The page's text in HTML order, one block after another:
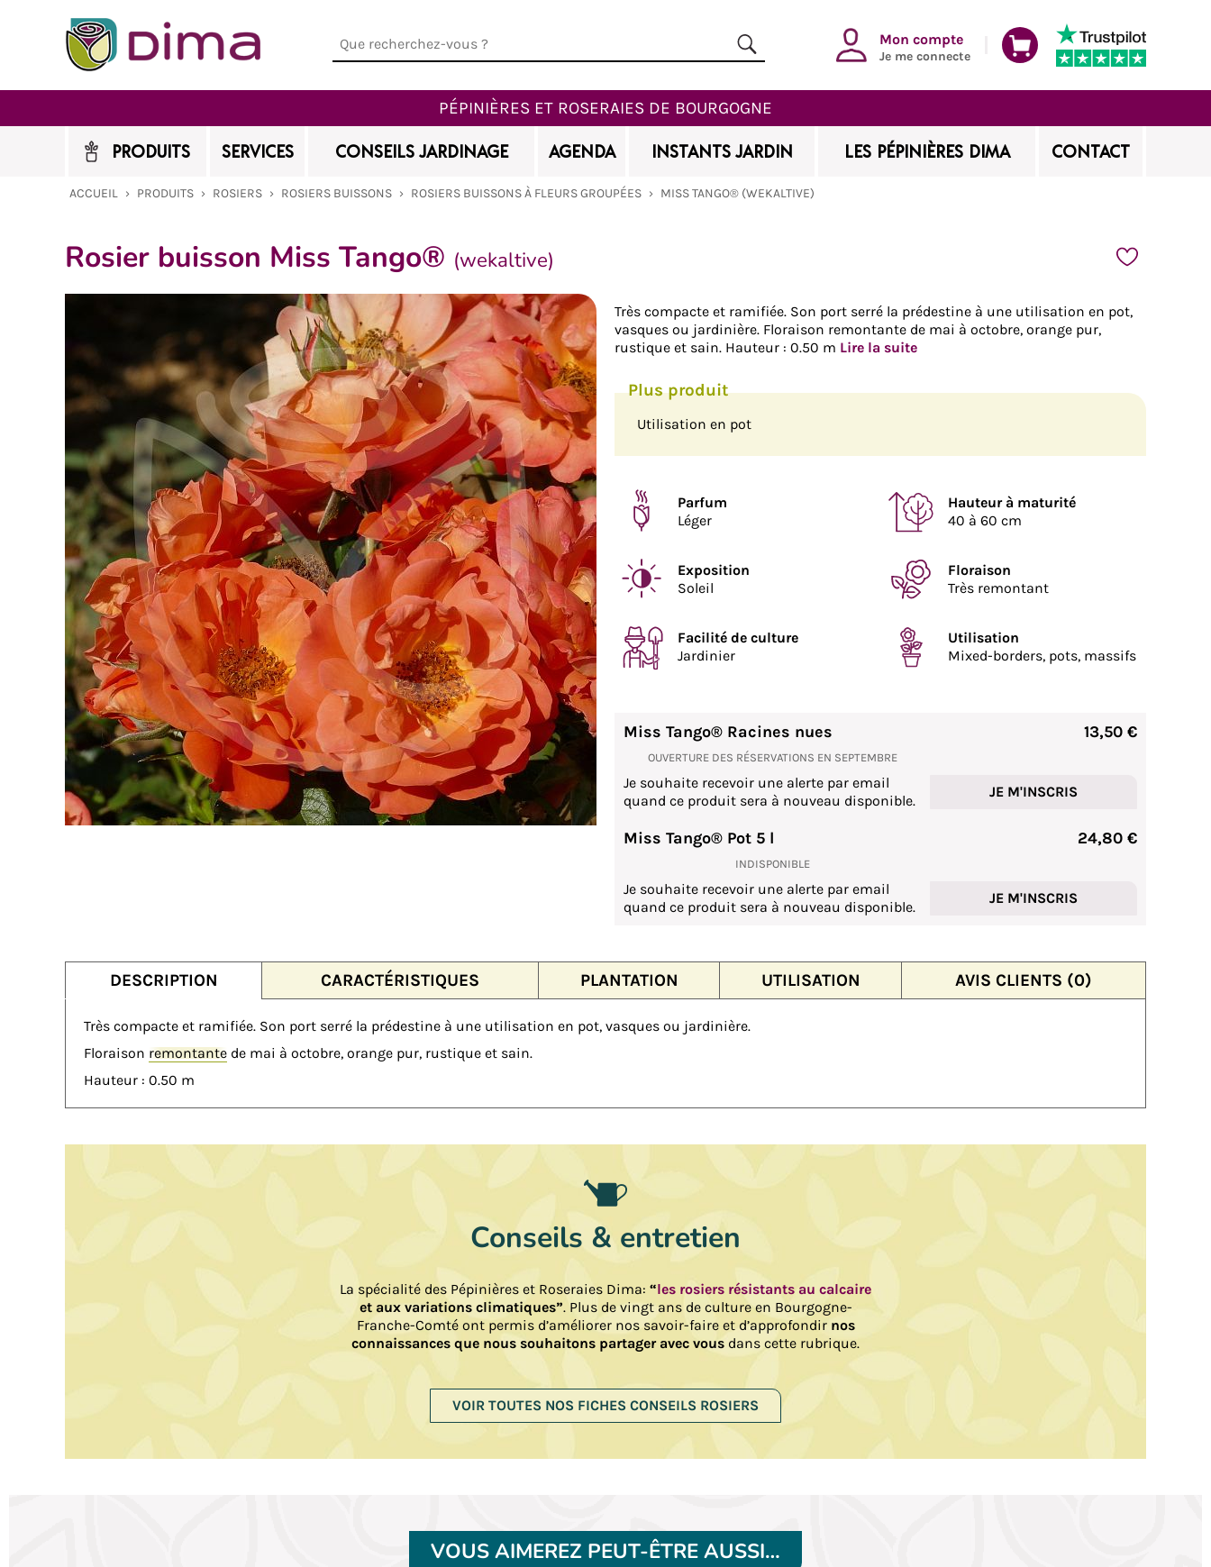
Mon compte
Je me connecte
PÉPINIÈRES ET ROSERAIES DE BOURGOGNE
PRODUITS SERVICES CONSEILS JARDINAGE AGENDA INSTANTS JARDIN LES PÉPINIÈRES DIMA CONTACT
ACCUEIL › PRODUITS › ROSIERS › ROSIERS BUISSONS › ROSIERS BUISSONS À FLEURS GROUPÉES › MISS TANGO® (WEKALTIVE)
Rosier buisson Miss Tango® (wekaltive)
Ajouter à mes favoris
Très compacte et ramifiée. Son port serré la prédestine à une utilisation en pot,
vasques ou jardinière. Floraison remontante de mai à octobre, orange pur,
rustique et sain. Hauteur : 0.50 m Lire la suite
Utilisation en pot
Parfum
Léger
Hauteur à maturité
40 à 60 cm
Exposition
Soleil
Floraison
Très remontant
Facilité de culture
Jardinier
Utilisation
Mixed-borders, pots, massifs
Miss Tango® Racines nues
OUVERTURE DES RÉSERVATIONS EN SEPTEMBRE
13,50 €
Je souhaite recevoir une alerte par email
quand ce produit sera à nouveau disponible.
JE M'INSCRIS
Miss Tango® Pot 5 l
INDISPONIBLE
24,80 €
Je souhaite recevoir une alerte par email
quand ce produit sera à nouveau disponible.
JE M'INSCRIS
DESCRIPTION CARACTÉRISTIQUES PLANTATION UTILISATION AVIS CLIENTS (0)
Très compacte et ramifiée. Son port serré la prédestine à une utilisation en pot, vasques ou jardinière.
Floraison remontante de mai à octobre, orange pur, rustique et sain.
Hauteur : 0.50 m
Conseils & entretien
La spécialité des Pépinières et Roseraies Dima: “les rosiers résistants au calcaire
et aux variations climatiques”. Plus de vingt ans de culture en Bourgogne-
Franche-Comté ont permis d’améliorer nos savoir-faire et d’approfondir nos
connaissances que nous souhaitons partager avec vous dans cette rubrique.
VOIR TOUTES NOS FICHES CONSEILS ROSIERS
VOUS AIMEREZ PEUT-ÊTRE AUSSI…